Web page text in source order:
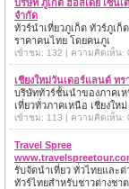
บริษัท ภูเก็ต ฮอลิเดย์ เซ็นเ
จำกัด
ทัวร์นำเที่ยวภูเก็ต ทัวร์ภูเก็
ราคาคนไทย โดยคนภูเ
เข้าชม: 132 | ความคิดเห็น:
เชียงใหม่วันเดอร์แลนด์ ทร
บริษัททัวร์ชั้นนำของภาคเ
เที่ยวทั่วภาคเหนือ เชียงใหม่
เข้าชม: 113 | ความคิดเห็น:
Travel Spree
รับจัดนำเที่ยว ทั่วไทยและต่
ทัวร์ไทยสำหรับชาวต่างชาต